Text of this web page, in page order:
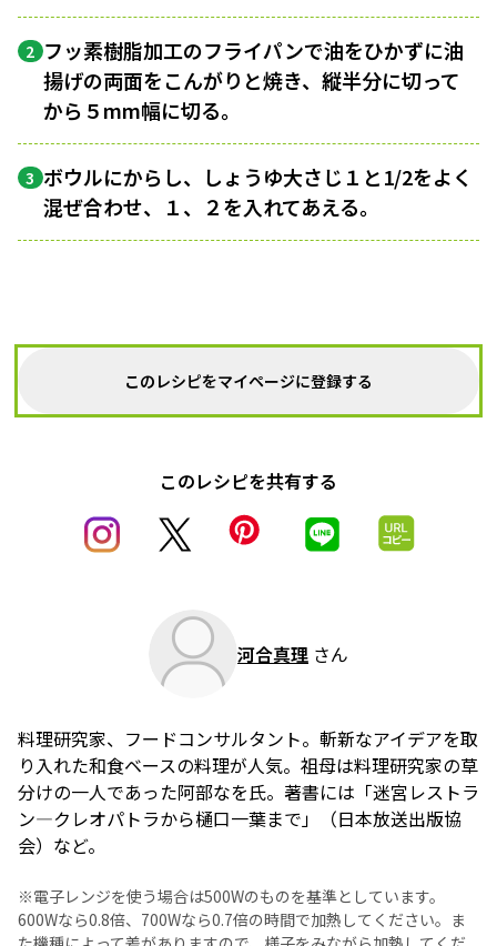
2 フッ素樹脂加工のフライパンで油をひかずに油
揚げの両面をこんがりと焼き、縦半分に切って
から５mm幅に切る。
3 ボウルにからし、しょうゆ大さじ１と1/2をよく
混ぜ合わせ、１、２を入れてあえる。
このレシピをマイページに登録する
このレシピを共有する
河合真理 さん
料理研究家、フードコンサルタント。斬新なアイデアを取
り入れた和食ベースの料理が人気。祖母は料理研究家の草
分けの一人であった阿部なを氏。著書には「迷宮レストラ
ン―クレオパトラから樋口一葉まで」（日本放送出版協
会）など。
※電子レンジを使う場合は500Wのものを基準としています。
600Wなら0.8倍、700Wなら0.7倍の時間で加熱してください。ま